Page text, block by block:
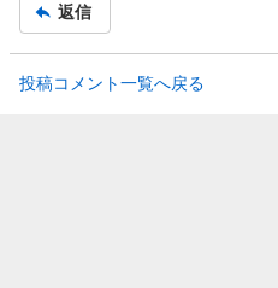
事
返信
投稿コメント一覧へ戻る